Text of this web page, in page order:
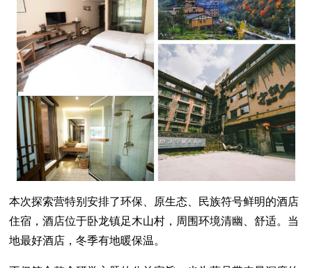
本次探索营特别安排了环保、原生态、民族符号鲜明的酒店
住宿，酒店位于卧龙镇足木山村，周围环境清幽、舒适。当
地最好酒店，冬季有地暖保温。